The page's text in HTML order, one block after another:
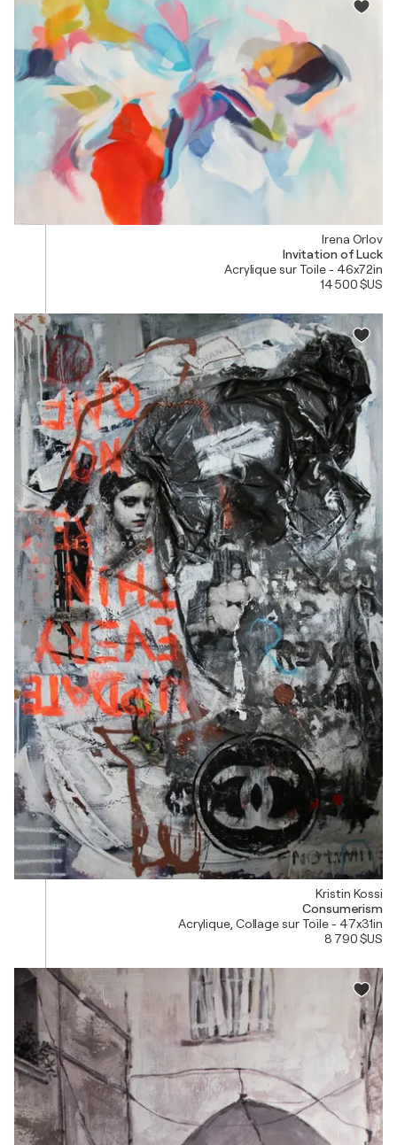
Irena Orlov
Invitation of Luck
Acrylique sur Toile - 46x72in
14 500 $US
Kristin Kossi
Consumerism
Acrylique, Collage sur Toile - 47x31in
8 790 $US